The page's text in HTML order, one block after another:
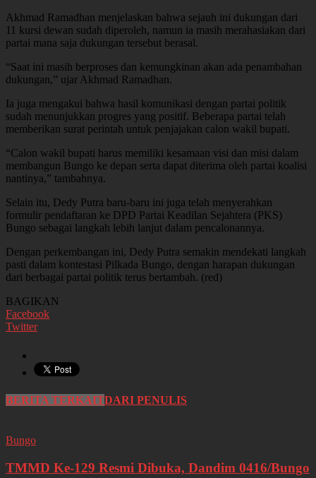
Akhmad Ramadhan menjelaskan bahwa sejauh ini dukungan dari
11 kursi dewan sudah diperoleh, namun ia masih merahasiakan dari
partai mana saja dukungan tersebut berasal.
“Saat ini masih berproses dan kemungkinan akan ada penambahan
dukungan,” ujar Akhmad Ramadhan.
Ia juga mengakui bahwa hasil komunikasi dengan partai politik
sudah menunjukkan progres yang positif. Beberapa partai telah
memberikan surat perintah untuk penjajakan calon wakil bupati.
“Calon wakil bupati harus memiliki kesamaan visi dan misi dalam
membangun Bungo ke depan serta dapat diterima oleh partai koalisi
nantinya,” tambahnya.
Selain itu, Dedy Putra baru-baru ini juga telah menyerahkan
formulir pendaftaran ke DPD Partai Keadilan Sejahtera (PKS)
Bungo sebagai langkah lebih lanjut dalam pencalonannya.
Dengan perkembangan ini, Dedy Putra semakin mendekati langkah
pasti dalam kontestasi Pilkada Bungo, dengan harapan dukungan
dari berbagai partai politik terus bertambah. (red)
BAGIKAN
Facebook
Twitter
BERITA TERKAITDARI PENULIS
Bungo
TMMD Ke-129 Resmi Dibuka, Dandim 0416/Bungo